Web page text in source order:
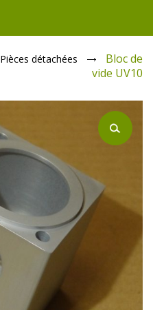
Pièces détachées
Bloc de
vide UV10